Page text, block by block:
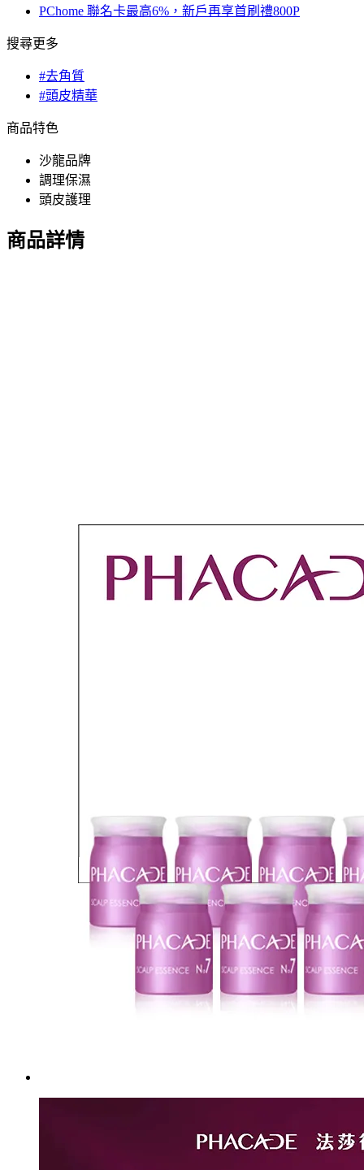
PChome 聯名卡最高6%，新戶再享首刷禮800P
搜尋更多
#去角質
#頭皮精華
商品特色
沙龍品牌
調理保濕
頭皮護理
商品詳情